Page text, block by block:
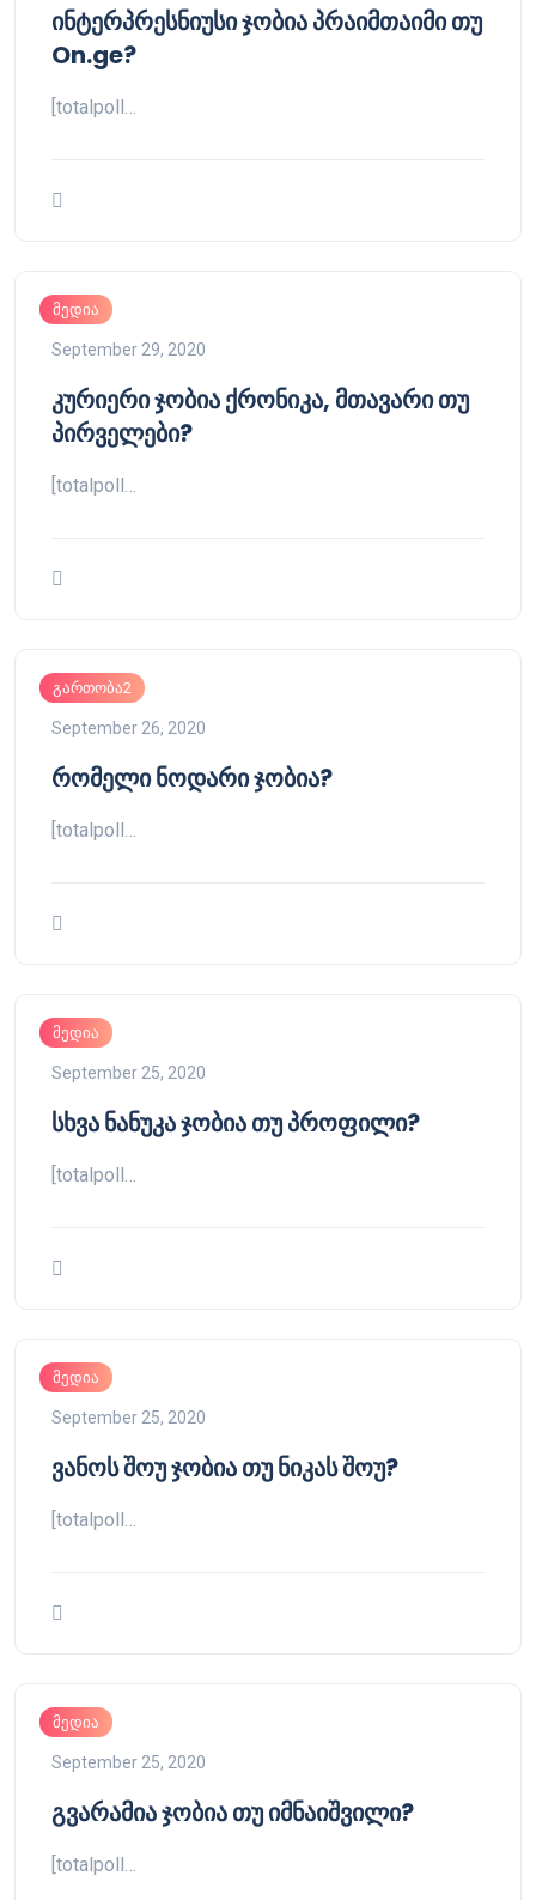
ინტერპრესნიუსი ჯობია პრაიმთაიმი თუ
On.ge?
[totalpoll…
მედია
September 29, 2020
კურიერი ჯობია ქრონიკა, მთავარი თუ
პირველები?
[totalpoll…
გართობა2
September 26, 2020
რომელი ნოდარი ჯობია?
[totalpoll…
მედია
September 25, 2020
სხვა ნანუკა ჯობია თუ პროფილი?
[totalpoll…
მედია
September 25, 2020
ვანოს შოუ ჯობია თუ ნიკას შოუ?
[totalpoll…
მედია
September 25, 2020
გვარამია ჯობია თუ იმნაიშვილი?
[totalpoll…